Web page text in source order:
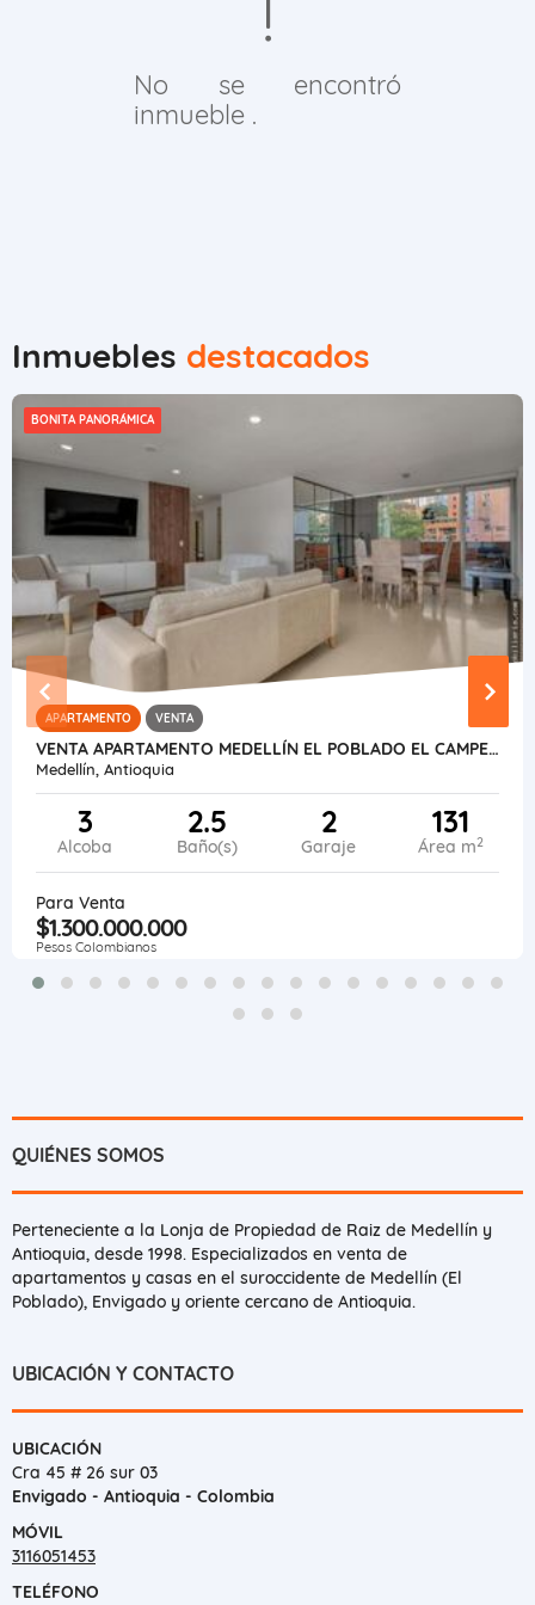
No se encontró
inmueble .
Inmuebles destacados
BONITA PANORÁMICA
APARTAMENTO VENTA
VENTA APARTAMENTO MEDELLÍN EL POBLADO EL CAMPESTRE.
Medellín, Antioquia
3
Alcoba
2.5
Baño(s)
2
Garaje
131
Área m2
Para Venta
$1.300.000.000
Pesos Colombianos
QUIÉNES SOMOS
Perteneciente a la Lonja de Propiedad de Raiz de Medellín y
Antioquia, desde 1998. Especializados en venta de
apartamentos y casas en el suroccidente de Medellín (El
Poblado), Envigado y oriente cercano de Antioquia.
UBICACIÓN Y CONTACTO
UBICACIÓN
Cra 45 # 26 sur 03
Envigado - Antioquia - Colombia
MÓVIL
3116051453
TELÉFONO